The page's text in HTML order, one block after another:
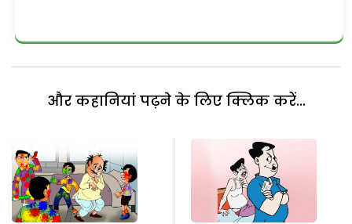
और कहानियां पढ़ने के लिए क्लिक करें...